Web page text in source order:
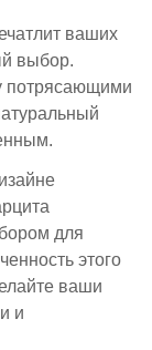
ваших
выбор.
потрясающими
для
этого
ваши
и